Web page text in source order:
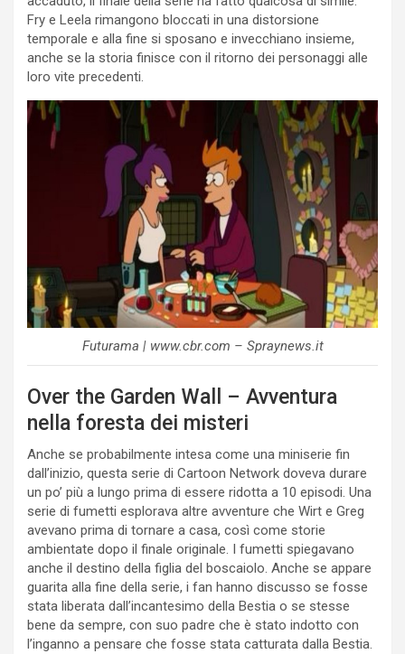
Fry e Leela rimangono bloccati in una distorsione
temporale e alla fine si sposano e invecchiano insieme,
anche se la storia finisce con il ritorno dei personaggi alle
loro vite precedenti.
Futurama | www.cbr.com – Spraynews.it
Over the Garden Wall – Avventura
nella foresta dei misteri
Anche se probabilmente intesa come una miniserie fin
dall’inizio, questa serie di Cartoon Network doveva durare
un po’ più a lungo prima di essere ridotta a 10 episodi. Una
serie di fumetti esplorava altre avventure che Wirt e Greg
avevano prima di tornare a casa, così come storie
ambientate dopo il finale originale. I fumetti spiegavano
anche il destino della figlia del boscaiolo. Anche se appare
guarita alla fine della serie, i fan hanno discusso se fosse
stata liberata dall’incantesimo della Bestia o se stesse
bene da sempre, con suo padre che è stato indotto con
l’inganno a pensare che fosse stata catturata dalla Bestia.